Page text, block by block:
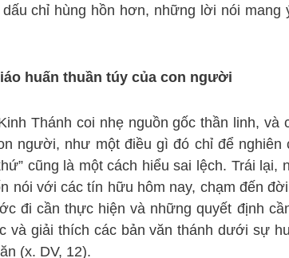
chỉ hùng hồn hơn, những lời nói
huấn thuần túy của con người
Thánh coi nhẹ nguồn gốc thần linh, và
người, như một điều gì đó chỉ để
cũng là một cách hiểu sai lệch. Trái
nói với các tín hữu hôm nay, chạm đến
đi cần thực hiện và những quyết định
và giải thích các bản văn thánh dưới sự
(x. DV, 12).